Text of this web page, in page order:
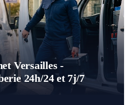
Versailles -
24h/24 et 7j/7